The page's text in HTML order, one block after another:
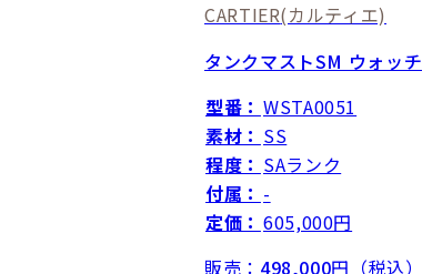
CARTIER(カルティエ)
タンクマストSM ウォッチ
型番： WSTA0051
素材： SS
程度： SAランク
付属： -
定価： 605,000円
販売： 498,000円（税込）